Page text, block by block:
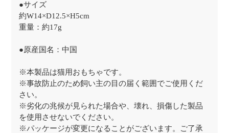
●サイズ
約W14×D12.5×H5cm
重量：約17g
●原産国名：中国
※本製品は猫用おもちゃです。
※事故防止のため飼い主の目の届く範囲でご使用くだ
さい。
※劣化の兆候が見られた場合や、壊れ、損傷した製品
を使用させないでください。
※パッケージが変更になることがございます。ご了承